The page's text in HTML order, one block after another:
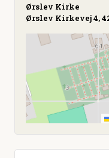
Ørslev Kirke
Ørslev Kirkevej 4,